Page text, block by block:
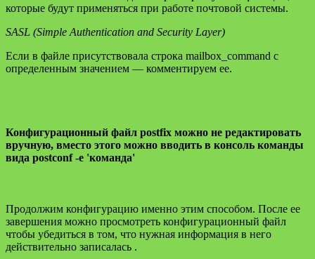
которые будут применяться при работе почтовой системы.
SASL (Simple Authentication and Security Layer)
Если в файле присутствовала строка mailbox_command с
определенным значением — комментируем ее.
Конфигурационный файл postfix можно не редактировать
вручную, вместо этого можно вводить в консоль команды
вида postconf -e 'команда'
Продолжим конфигурацию именно этим способом. После ее
завершения можно просмотреть конфигурационный файл
чтобы убедиться в том, что нужная информация в него
действительно записалась .